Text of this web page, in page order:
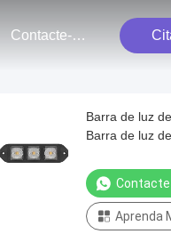
Contacte-Nos
Barra de luz
Barra de luz
Contacte
Aprenda